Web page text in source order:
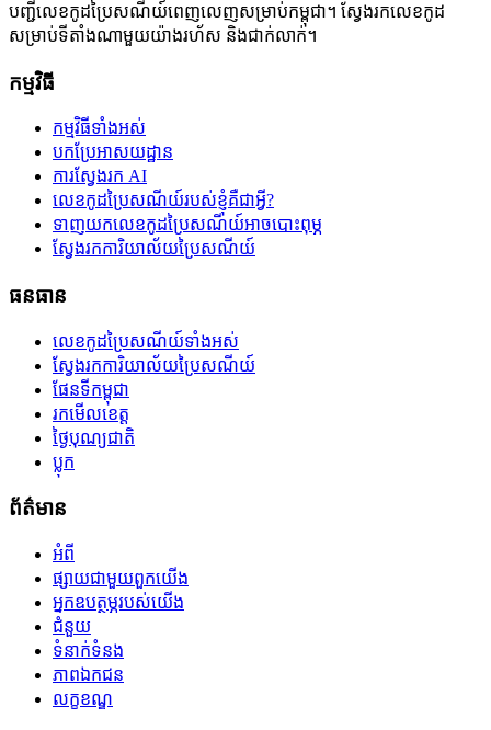
បញ្ជីលេខកូដប្រៃសណីយ៍ពេញលេញសម្រាប់កម្ពុជា។ ស្វែងរកលេខកូដ
សម្រាប់ទីតាំងណាមួយយ៉ាងរហ័ស និងជាក់លាក់។
កម្មវិធី
កម្មវិធីទាំងអស់
បកប្រែអាសយដ្ឋាន
ការស្វែងរក AI
លេខកូដប្រៃសណីយ៍របស់ខ្ញុំគឺជាអ្វី?
ទាញយកលេខកូដប្រៃសណីយ៍អាចបោះពុម្ភ
ស្វែងរកការិយាល័យប្រៃសណីយ៍
ធនធាន
លេខកូដប្រៃសណីយ៍ទាំងអស់
ស្វែងរកការិយាល័យប្រៃសណីយ៍
ផែនទីកម្ពុជា
រកមើលខេត្ត
ថ្ងៃបុណ្យជាតិ
ប្លុក
ព័ត៌មាន
អំពី
ផ្សាយជាមួយពួកយើង
អ្នកឧបត្ថម្ភរបស់យើង
ជំនួយ
ទំនាក់ទំនង
ភាពឯកជន
លក្ខខណ្ឌ